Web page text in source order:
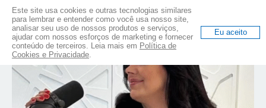
eyshila.com.br
Este site usa cookies e outras tecnologias similares
para lembrar e entender como você usa nosso site,
analisar seu uso de nossos produtos e serviços,
ajudar com nossos esforços de marketing e fornecer
conteúdo de terceiros. Leia mais em Política de
Cookies e Privacidade.
Eu aceito